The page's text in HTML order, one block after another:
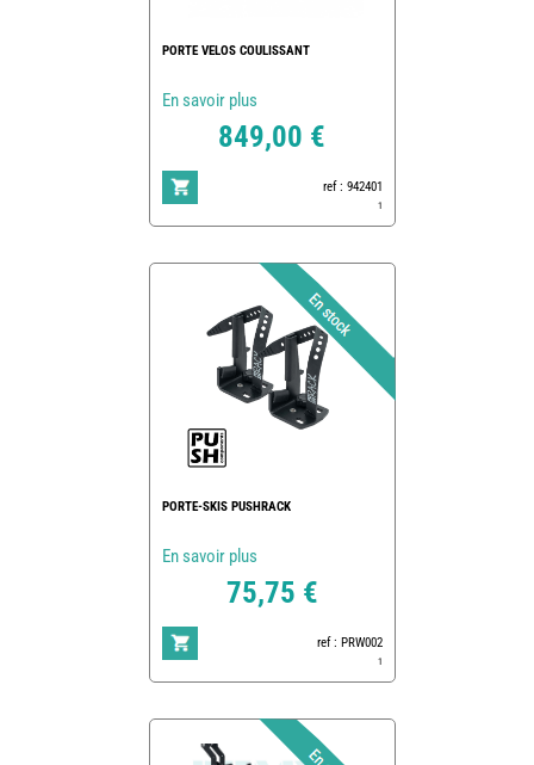
PORTE VELOS COULISSANT
En savoir plus
849,00 €
ref : 942401
1
PORTE-SKIS PUSHRACK
En savoir plus
75,75 €
ref : PRW002
1